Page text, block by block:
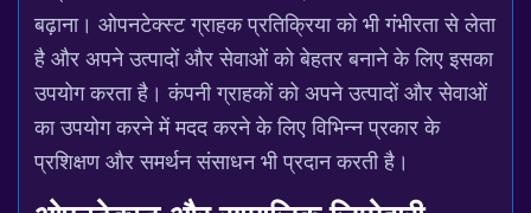
बढ़ाना। ओपनटेक्स्ट ग्राहक प्रतिक्रिया को भी गंभीरता से लेता
है और अपने उत्पादों और सेवाओं को बेहतर बनाने के लिए इसका
उपयोग करता है। कंपनी ग्राहकों को अपने उत्पादों और सेवाओं
का उपयोग करने में मदद करने के लिए विभिन्न प्रकार के
प्रशिक्षण और समर्थन संसाधन भी प्रदान करती है।